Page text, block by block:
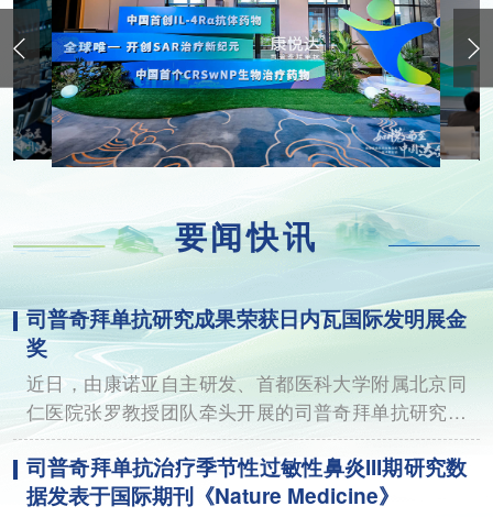
要闻快讯
司普奇拜单抗研究成果荣获日内瓦国际发明展金
奖
近日，由康诺亚自主研发、首都医科大学附属北京同
仁医院张罗教授团队牵头开展的司普奇拜单抗研究成
果亮相日内瓦国际发明展。
司普奇拜单抗治疗季节性过敏性鼻炎III期研究数
据发表于国际期刊《Nature Medicine》